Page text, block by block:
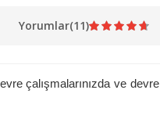
Yorumlar(11)
çalışmalarınızda ve devre